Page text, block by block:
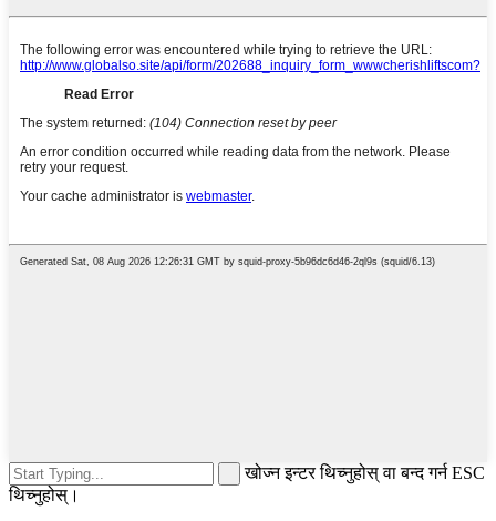
खोज्न इन्टर थिच्नुहोस् वा बन्द गर्न ESC
थिच्नुहोस्।